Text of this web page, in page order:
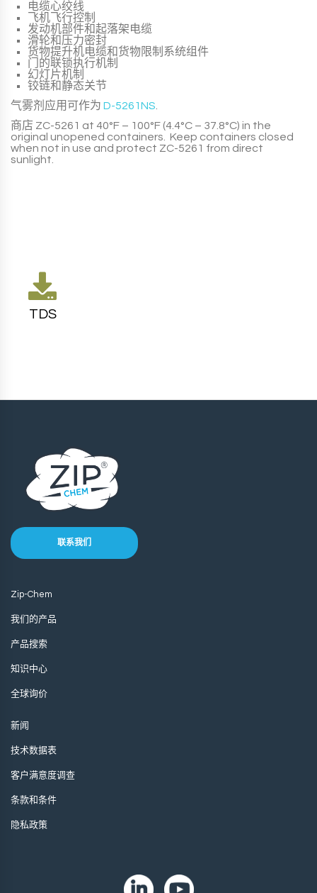
电缆心绞线
飞机飞行控制
发动机部件和起落架电缆
滑轮和压力密封
货物提升机电缆和货物限制系统组件
门的联锁执行机制
幻灯片机制
铰链和静态关节
气雾剂应用可作为 D-5261NS
商店 ZC-5261 at 40°F – 100°F (4.4°C – 37.8°C) in the
original unopened containers. Keep containers closed
when not in use and protect ZC-5261 from direct
sunlight.
TDS
联系我们
Zip-Chem
我们的产品
产品搜索
知识中心
全球询价
新闻
技术数据表
客户满意度调查
条款和条件
隐私政策